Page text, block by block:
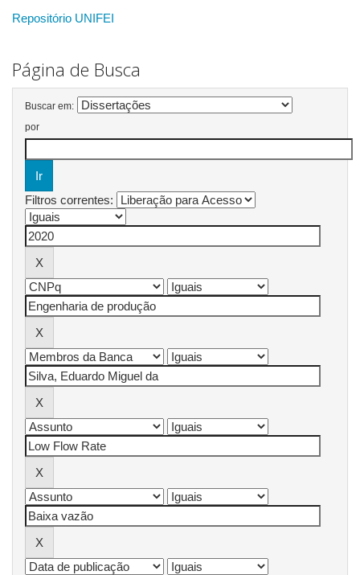
Repositório UNIFEI
Página de Busca
Buscar em:
por
Filtros correntes: